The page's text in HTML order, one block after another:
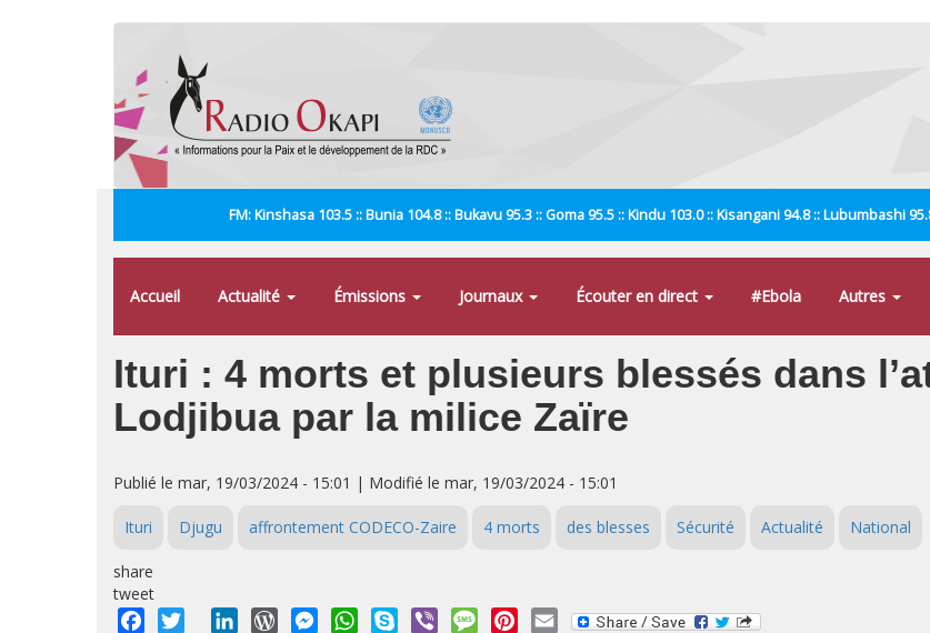
FM: Kinshasa 103.5 :: Bunia 104.8 :: Bukavu 95.3 :: Goma 95.5 :: Kindu 103.0 :: Kisangani 94.8 :: Lubumbashi
Accueil Actualité Émissions Journaux Écouter en direct #Ebola Autres
Ituri : 4 morts et plusieurs blessés dans
Lodjibua par la milice Zaïre
Publié le mar, 19/03/2024 - 15:01 | Modifié le mar, 19/03/2024 - 15:01
Ituri Djugu affrontement CODECO-Zaire 4 morts des blesses Sécurité Actualité National
share
tweet
Facebook
Twitter LinkedInWordPressMessengerWhatsApp
Skype Viber MessagePinterest
Email